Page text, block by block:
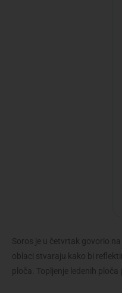
Soros je u četvrtak govorio
oblaci stvaraju kako bi
ploča. Topljenje ledenih